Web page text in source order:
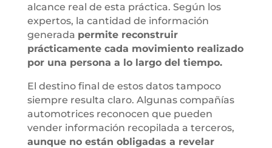
alcance real de esta práctica. Según los
expertos, la cantidad de información
generada permite reconstruir
prácticamente cada movimiento realizado
por una persona a lo largo del tiempo.
El destino final de estos datos tampoco
siempre resulta claro. Algunas compañías
automotrices reconocen que pueden
vender información recopilada a terceros,
aunque no están obligadas a revelar